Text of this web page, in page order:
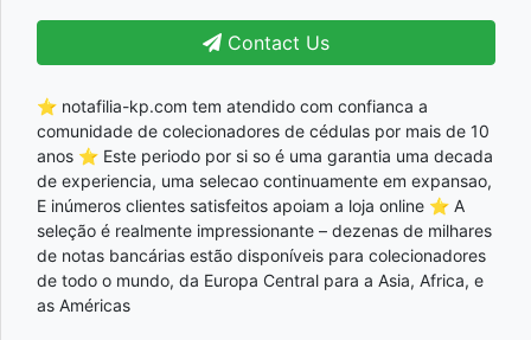
Contact Us
⭐ notafilia-kp.com tem atendido com confianca a
comunidade de colecionadores de cédulas por mais de 10
anos ⭐ Este periodo por si so é uma garantia uma decada
de experiencia, uma selecao continuamente em expansao,
E inúmeros clientes satisfeitos apoiam a loja online ⭐ A
seleção é realmente impressionante – dezenas de milhares
de notas bancárias estão disponíveis para colecionadores
de todo o mundo, da Europa Central para a Asia, Africa, e
as Américas